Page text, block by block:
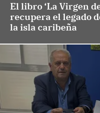
El libro ‘La Virgen
recupera el legado
la isla caribeña